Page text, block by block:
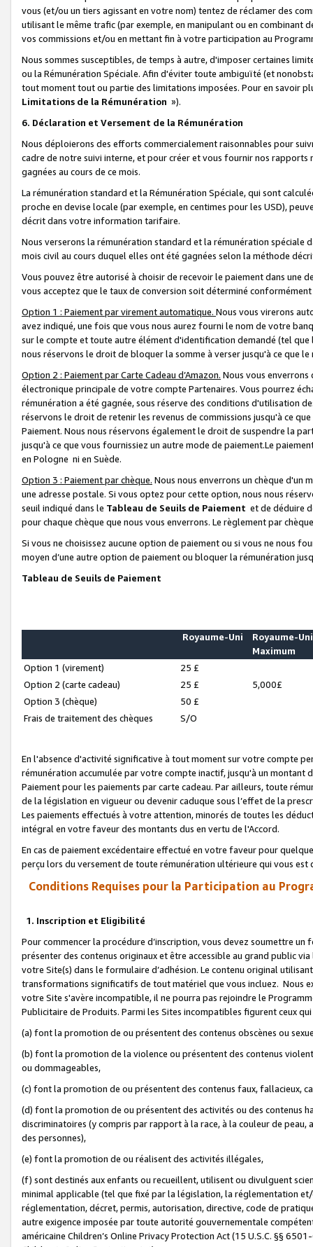
vous (et/ou un tiers agissant en votre nom) tentez de réclamer des
utilisant le même trafic (par exemple, en manipulant ou en combinant
vos commissions et/ou en mettant fin à votre participation au
Nous sommes susceptibles, de temps à autre, d'imposer certaines
ou la Rémunération Spéciale. Afin d'éviter toute ambiguïté (et
tout moment tout ou partie des limitations imposées. Pour en savoir
Limitations de la Rémunération »).
6. Déclaration et Versement de la Rémunération
Nous déploierons des efforts commercialement raisonnables pour
cadre de notre suivi interne, et pour créer et vous fournir nos
gagnées au cours de ce mois.
La rémunération standard et la Rémunération Spéciale, qui sont
proche en devise locale (par exemple, en centimes pour les USD),
décrit dans votre information tarifaire.
Nous verserons la rémunération standard et la rémunération spéciale
mois civil au cours duquel elles ont été gagnées selon la méthode
Vous pouvez être autorisé à choisir de recevoir le paiement dans une
vous acceptez que le taux de conversion soit déterminé
Option 1 : Paiement par virement automatique. Nous vous virerons
avez indiqué, une fois que vous nous aurez fourni le nom de votre
sur le compte et toute autre élément d'identification demandé (tel que
nous réservons le droit de bloquer la somme à verser jusqu'à ce que
Option 2 : Paiement par Carte Cadeau d’Amazon. Nous vous
électronique principale de votre compte Partenaires. Vous pourrez
rémunération a été gagnée, sous réserve des conditions d'utilisation
réservons le droit de retenir les revenus de commissions jusqu'à ce
Paiement. Nous nous réservons également le droit de suspendre la
jusqu'à ce que vous fournissiez un autre mode de paiement.Le
en Pologne ni en Suède.
Option 3 : Paiement par chèque. Nous nous enverrons un chèque d'un
une adresse postale. Si vous optez pour cette option, nous nous
seuil indiqué dans le Tableau de Seuils de Paiement et de déduire
pour chaque chèque que nous vous enverrons. Le règlement par
Si vous ne choisissez aucune option de paiement ou si vous ne nous
moyen d’une autre option de paiement ou bloquer la rémunération
Tableau de Seuils de Paiement
Royaume-Uni
Royaume-Uni
Maximum
Option 1 (virement)
25 £
Option 2 (carte cadeau)
25 £
5,000£
Option 3 (chèque)
50 £
Frais de traitement des chèques
S/O
En l'absence d'activité significative à tout moment sur votre compte
rémunération accumulée par votre compte inactif, jusqu'à un montant
Paiement pour les paiements par carte cadeau. Par ailleurs, toute
de la législation en vigueur ou devenir caduque sous l’effet de la
Les paiements effectués à votre attention, minorés de toutes les
intégral en votre faveur des montants dus en vertu de l'Accord.
En cas de paiement excédentaire effectué en votre faveur pour
perçu lors du versement de toute rémunération ultérieure qui vous est
Conditions Requises pour la Participation au
1. Inscription et Eligibilité
Pour commencer la procédure d’inscription, vous devez soumettre
présenter des contenus originaux et être accessible au grand public
votre Site(s) dans le formulaire d’adhésion. Le contenu original
transformations significatifs de tout matériel que vous incluez. Nous
votre Site s'avère incompatible, il ne pourra pas rejoindre le
Publicitaire de Produits. Parmi les Sites incompatibles figurent ceux
(a) font la promotion de ou présentent des contenus obscènes ou
(b) font la promotion de la violence ou présentent des contenus
ou dommageables,
(c) font la promotion de ou présentent des contenus faux, fallacieux,
(d) font la promotion de ou présentent des activités ou des contenus
discriminatoires (y compris par rapport à la race, à la couleur de
des personnes),
(e) font la promotion de ou réalisent des activités illégales,
(f) sont destinés aux enfants ou recueillent, utilisent ou divulguent
minimal applicable (tel que fixé par la législation, la réglementation
réglementation, décret, permis, autorisation, directive, code de
autre exigence imposée par toute autorité gouvernementale
américaine Children’s Online Privacy Protection Act (15 U.S.C. §§